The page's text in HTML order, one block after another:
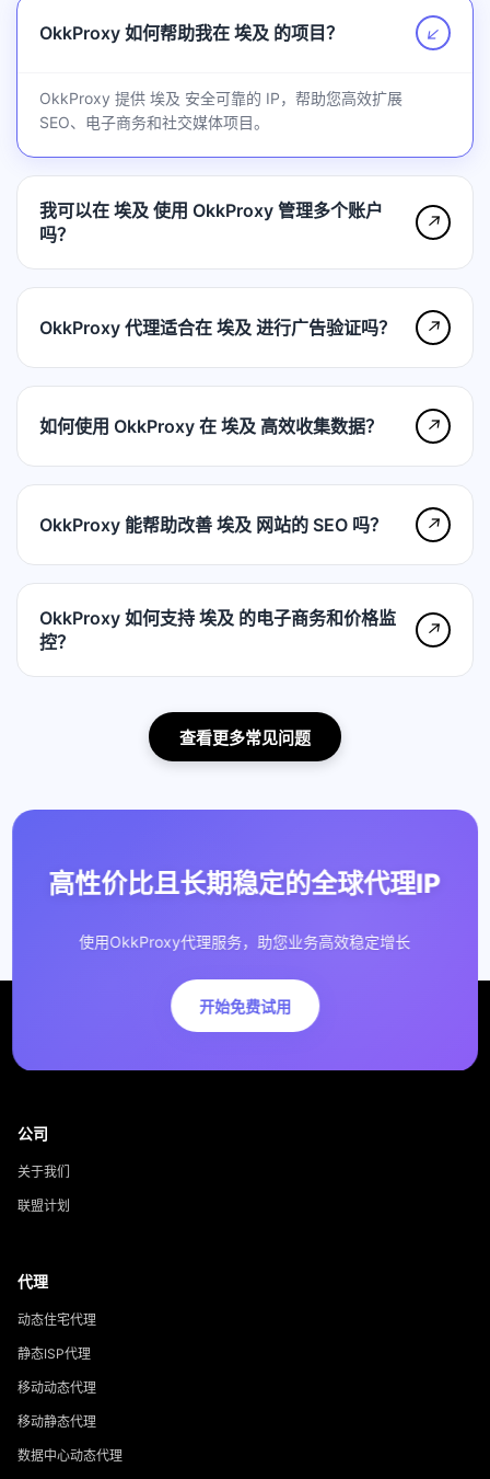
OkkProxy 如何帮助我在 埃及 的项目？ ↗
OkkProxy 提供 埃及 安全可靠的 IP，帮助您高效扩展
SEO、电子商务和社交媒体项目。
我可以在 埃及 使用 OkkProxy 管理多个账户
吗？
↗
OkkProxy 代理适合在 埃及 进行广告验证吗？ ↗
如何使用 OkkProxy 在 埃及 高效收集数据？ ↗
OkkProxy 能帮助改善 埃及 网站的 SEO 吗？ ↗
OkkProxy 如何支持 埃及 的电子商务和价格监
控？
↗
查看更多常见问题
高性价比且长期稳定的全球代理IP
使用OkkProxy代理服务，助您业务高效稳定增长
开始免费试用
公司
关于我们
联盟计划
代理
动态住宅代理
静态ISP代理
移动动态代理
移动静态代理
数据中心动态代理